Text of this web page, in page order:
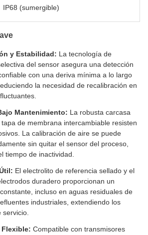
IP68 (sumergible)
y Estabilidad: La tecnología de
del sensor asegura una detección
con una deriva mínima a lo largo
la necesidad de recalibración en
Mantenimiento: La robusta carcasa
de membrana intercambiable resisten
La calibración de aire se puede
sin quitar el sensor del proceso,
tiempo de inactividad.
El electrolito de referencia sellado y el
duradero proporcionan un
incluso en aguas residuales de
industriales, extendiendo los
servicio.
Compatible con transmisores